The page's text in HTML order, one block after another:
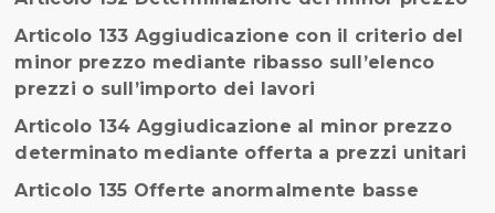
Articolo 133 Aggiudicazione con il criterio del
minor prezzo mediante ribasso sull’elenco
prezzi o sull’importo dei lavori
Articolo 134 Aggiudicazione al minor prezzo
determinato mediante offerta a prezzi unitari
Articolo 135 Offerte anormalmente basse